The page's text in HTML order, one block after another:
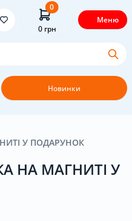
Новинки
0
0грн
Меню
У ПОДАРУНОК
НА МАГНИТІ У